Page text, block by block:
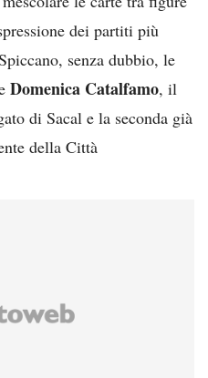
dei partiti più
senza dubbio, le
Domenica Catalfamo, il
di Sacal e la seconda già
della Città